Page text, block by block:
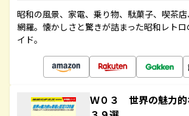
昭和の風景、家電、乗り物、駄菓子、喫茶
網羅。懐かしさと驚きが詰まった昭和レト
イド。
Ｗ０３ 世界の魅力的